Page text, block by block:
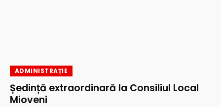
ADMINISTRAȚIE
Ședință extraordinară la Consiliul Local
Mioveni